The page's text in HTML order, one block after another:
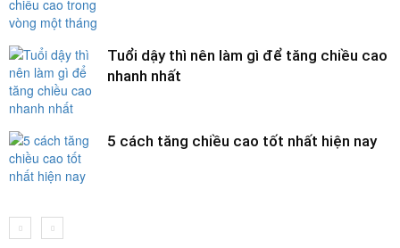
Tuổi dậy thì nên làm gì để tăng chiều cao
nhanh nhất
5 cách tăng chiều cao tốt nhất hiện nay